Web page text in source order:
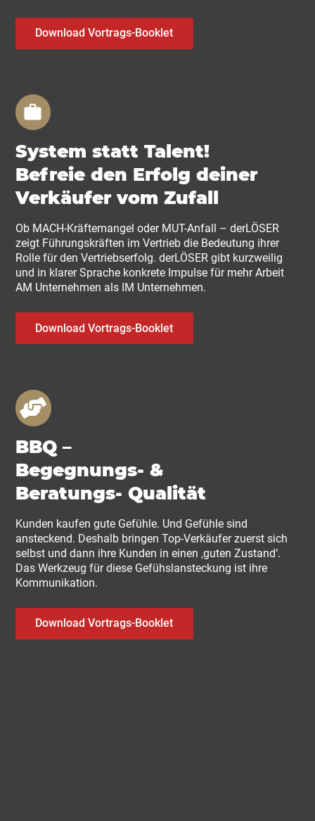
Download Vortrags-Booklet
System statt Talent!
Befreie den Erfolg deiner
Verkäufer vom Zufall
Ob MACH-Kräftemangel oder MUT-Anfall – derLÖSER
zeigt Führungskräften im Vertrieb die Bedeutung ihrer
Rolle für den Vertriebserfolg. derLÖSER gibt kurzweilig
und in klarer Sprache konkrete Impulse für mehr Arbeit
AM Unternehmen als IM Unternehmen.
Download Vortrags-Booklet
BBQ –
Begegnungs- &
Beratungs- Qualität
Kunden kaufen gute Gefühle. Und Gefühle sind
ansteckend. Deshalb bringen Top-Verkäufer zuerst sich
selbst und dann ihre Kunden in einen ‚guten Zustand‘.
Das Werkzeug für diese Gefühslansteckung ist ihre
Kommunikation.
Download Vortrags-Booklet